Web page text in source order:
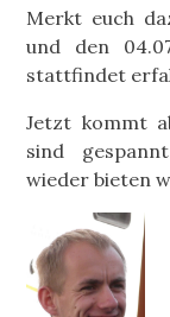
Merkt euch
und den
stattfindet
Jetzt kommt
sind
wieder bieten